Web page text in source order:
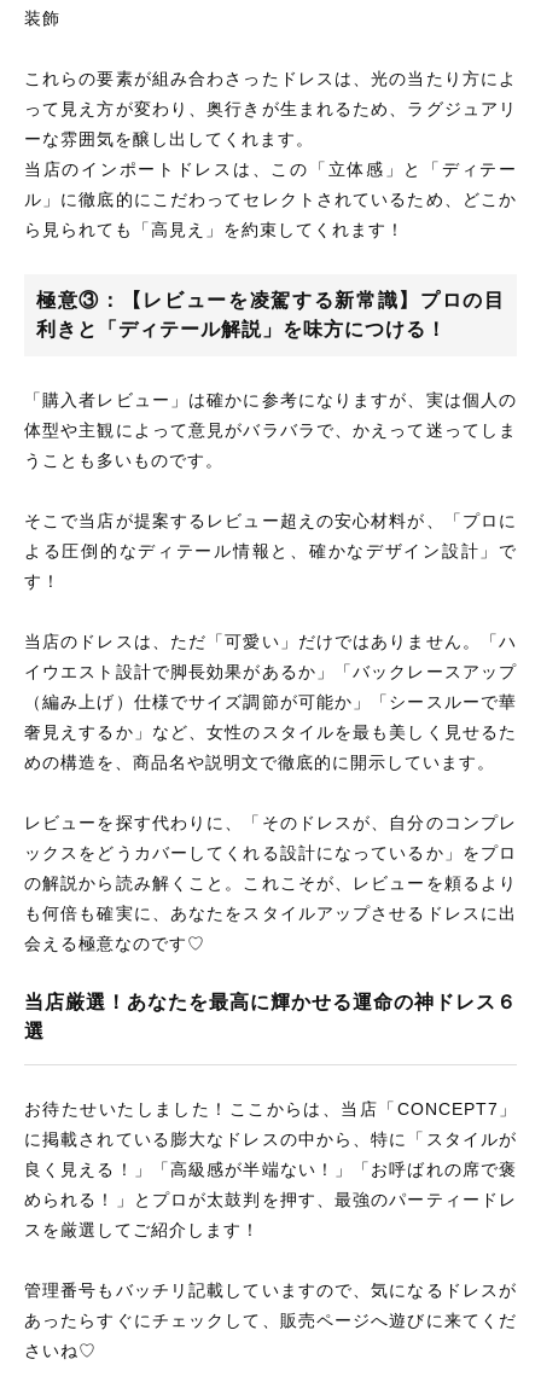
装飾
これらの要素が組み合わさったドレスは、光の当たり方によ
って見え方が変わり、奥行きが生まれるため、ラグジュアリ
ーな雰囲気を醸し出してくれます。
当店のインポートドレスは、この「立体感」と「ディテー
ル」に徹底的にこだわってセレクトされているため、どこか
ら見られても「高見え」を約束してくれます！
極意③：【レビューを凌駕する新常識】プロの目
利きと「ディテール解説」を味方につける！
「購入者レビュー」は確かに参考になりますが、実は個人の
体型や主観によって意見がバラバラで、かえって迷ってしま
うことも多いものです。
そこで当店が提案するレビュー超えの安心材料が、「プロに
よる圧倒的なディテール情報と、確かなデザイン設計」で
す！
当店のドレスは、ただ「可愛い」だけではありません。「ハ
イウエスト設計で脚長効果があるか」「バックレースアップ
（編み上げ）仕様でサイズ調節が可能か」「シースルーで華
奢見えするか」など、女性のスタイルを最も美しく見せるた
めの構造を、商品名や説明文で徹底的に開示しています。
レビューを探す代わりに、「そのドレスが、自分のコンプレ
ックスをどうカバーしてくれる設計になっているか」をプロ
の解説から読み解くこと。これこそが、レビューを頼るより
も何倍も確実に、あなたをスタイルアップさせるドレスに出
会える極意なのです♡
当店厳選！あなたを最高に輝かせる運命の神ドレス６
選
お待たせいたしました！ここからは、当店「CONCEPT7」
に掲載されている膨大なドレスの中から、特に「スタイルが
良く見える！」「高級感が半端ない！」「お呼ばれの席で褒
められる！」とプロが太鼓判を押す、最強のパーティードレ
スを厳選してご紹介します！
管理番号もバッチリ記載していますので、気になるドレスが
あったらすぐにチェックして、販売ページへ遊びに来てくだ
さいね♡